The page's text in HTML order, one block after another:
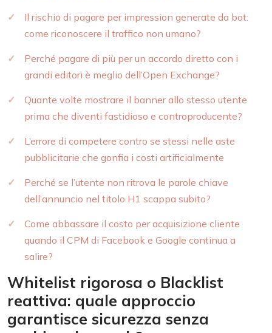
Il rischio di pagare per impression generate da bot:
come riconoscere il traffico non umano?
Perché pagare di più per un accordo diretto con i
grandi editori è meglio dell’Open Exchange?
Quante volte mostrare il banner allo stesso utente
prima che diventi fastidioso e controproducente?
L’errore di competere contro se stessi nelle aste
pubblicitarie che gonfia i costi artificialmente
Perché se l’utente non ritrova le parole chiave
dell’annuncio nel titolo H1 scappa subito?
Come abbassare il costo per acquisizione cliente
quando il CPM di Facebook e Google continua a
salire?
Whitelist rigorosa o Blacklist
reattiva: quale approccio
garantisce sicurezza senza